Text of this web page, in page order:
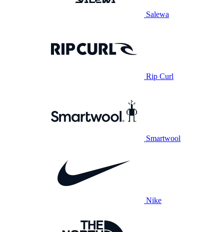
Salewa
Rip Curl
Smartwool
Nike